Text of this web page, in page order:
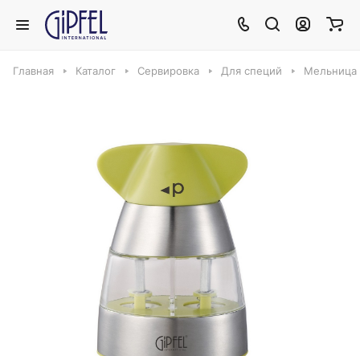
Главная Каталог Сервировка Для специй Мельница